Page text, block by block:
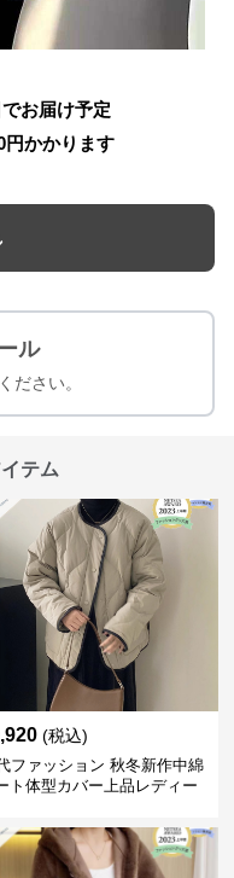
お届け予定
円かかります
ル
ださい。
テム
(税込)
ファッション 秋冬新作中綿
ト体型カバー上品レディー